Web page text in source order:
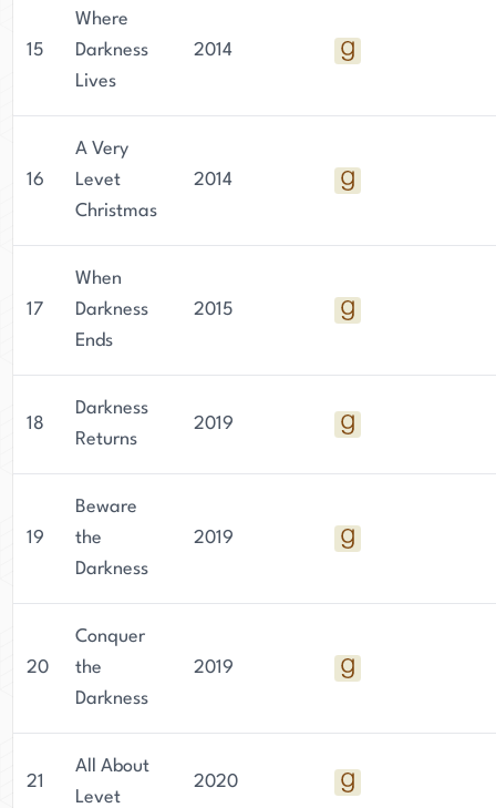
15
Where
Darkness
Lives
2014
16
A Very
Levet
Christmas
2014
17
When
Darkness
Ends
2015
18
Darkness
Returns
2019
19
Beware
the
Darkness
2019
20
Conquer
the
Darkness
2019
21
All About
Levet
2020